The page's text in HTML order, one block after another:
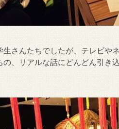
生さんたちでしたが、テレビや
、リアルな話にどんどん引き